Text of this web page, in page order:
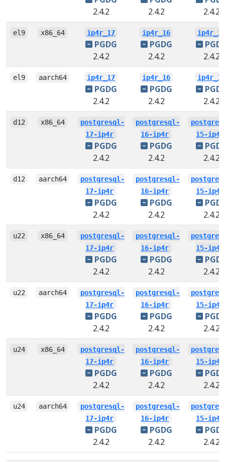
2.4.2
2.4.2
2.4.2
el9 x86_64 ip4r_17
PGDG
2.4.2
ip4r_16
PGDG
2.4.2
ip4r_15
2.4.2
el9 aarch64 ip4r_17
PGDG
2.4.2
ip4r_16
PGDG
2.4.2
ip4r_15
2.4.2
d12 x86_64
postgresql-
17-ip4r
PGDG
2.4.2
postgresql-
16-ip4r
PGDG
2.4.2
15-ip4r
2.4.2
d12 aarch64
postgresql-
17-ip4r
PGDG
2.4.2
postgresql-
16-ip4r
PGDG
2.4.2
15-ip4r
2.4.2
u22 x86_64
postgresql-
17-ip4r
PGDG
2.4.2
postgresql-
16-ip4r
PGDG
2.4.2
15-ip4r
2.4.2
u22 aarch64
postgresql-
17-ip4r
PGDG
2.4.2
postgresql-
16-ip4r
PGDG
2.4.2
15-ip4r
2.4.2
u24 x86_64
postgresql-
17-ip4r
PGDG
2.4.2
postgresql-
16-ip4r
PGDG
2.4.2
15-ip4r
2.4.2
u24 aarch64
postgresql-
17-ip4r
PGDG
2.4.2
postgresql-
16-ip4r
PGDG
2.4.2
15-ip4r
2.4.2